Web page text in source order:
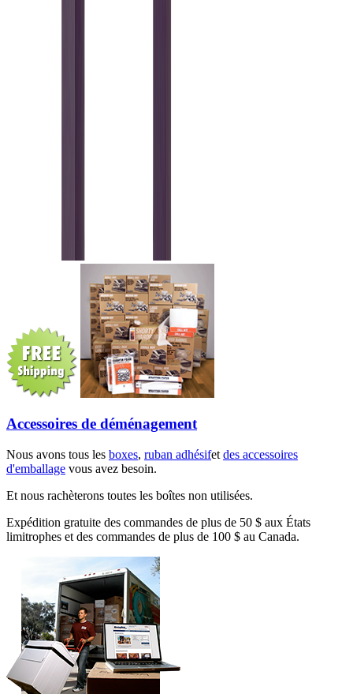
Accessoires de déménagement
Nous avons tous les boxes, ruban adhésifet des accessoires
d'emballage vous avez besoin.
Et nous rachèterons toutes les boîtes non utilisées.
Expédition gratuite des commandes de plus de 50 $ aux États
limitrophes et des commandes de plus de 100 $ au Canada.